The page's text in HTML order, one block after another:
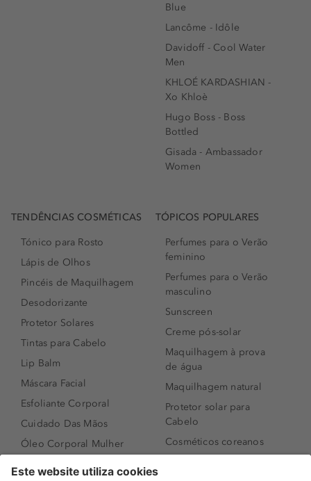
Blue
Lancôme - Idôle
Davidoff - Cool Water
Men
KHLOÉ KARDASHIAN -
Xo Khloè
Hugo Boss - Boss
Bottled
Gisada - Ambassador
Women
TENDÊNCIAS COSMÉTICAS
Tónico para Rosto
Lápis de Olhos
Pincéis de Maquilhagem
Desodorizante
Protetor Solares
Tintas para Cabelo
Lip Balm
Máscara Facial
Esfoliante Corporal
Cuidado Das Mãos
Óleo Corporal Mulher
TÓPICOS POPULARES
Perfumes para o Verão
feminino
Perfumes para o Verão
masculino
Sunscreen
Creme pós-solar
Maquilhagem à prova
de água
Maquilhagem natural
Protetor solar para
Cabelo
Cosméticos coreanos